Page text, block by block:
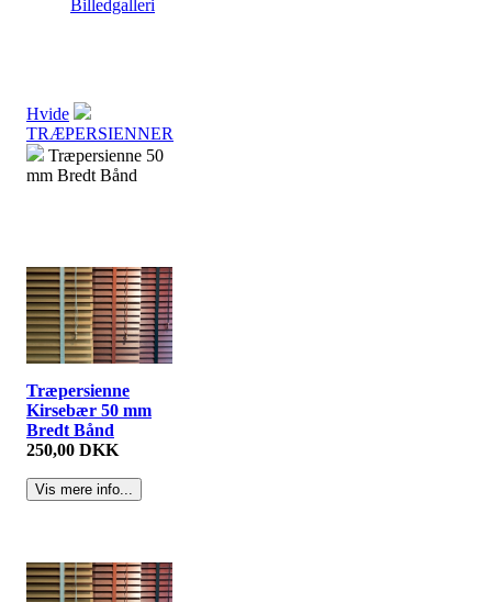
Billedgalleri
Hvide
TRÆPERSIENNER
Træpersienne 50
mm Bredt Bånd
Træpersienne
Kirsebær 50 mm
Bredt Bånd
250,00 DKK